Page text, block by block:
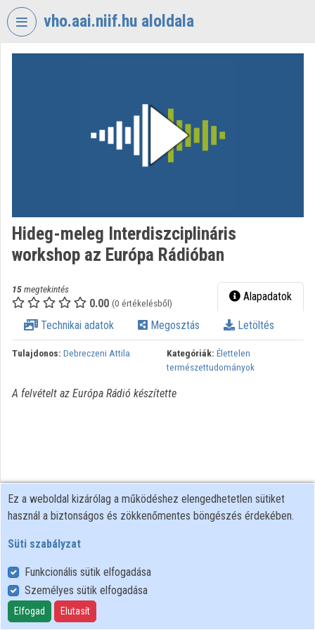
Fejléc kihagyása
vho.aai.niif.hu aloldala
Intézményi kezdőlap
Kategóriák
Intézményi listák
Közreműködők
Hideg-meleg Interdiszciplináris
workshop az Európa Rádióban
15megtekintés
0.00 (0 értékelésből) Alapadatok
Technikai adatok Megosztás Letöltés
Tulajdonos: Debreczeni Attila Kategóriák: Élettelen
természettudományok
A felvételt az Európa Rádió készítette
Felhasználói szabályzat
Adatkezelési tájékoztató
Süti szabályzat
Ez a weboldal kizárólag a működéshez elengedhetetlen sütiket
használ a biztonságos és zökkenőmentes böngészés érdekében.
Süti szabályzat
Funkcionális sütik elfogadása
Személyes sütik elfogadása
Elfogad Elutasít